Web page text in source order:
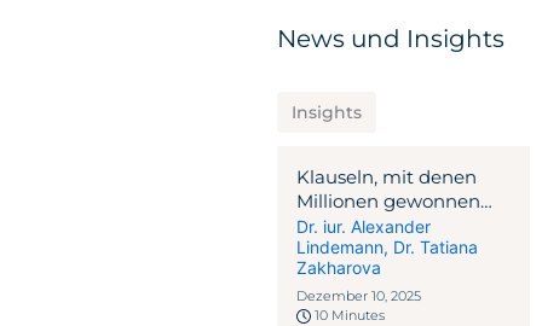
News und Insights
Insights
Klauseln, mit denen
Millionen gewonnen
oder verloren werden:
Anwaltlicher Leitfaden
für VC-Verträge
Dr. iur. Alexander
Lindemann, Dr. Tatiana
Zakharova
Dezember 10, 2025
10 Minutes